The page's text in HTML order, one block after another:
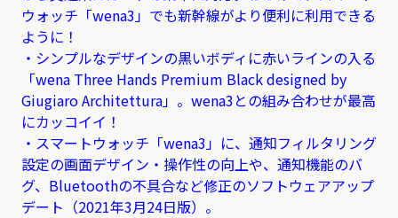
ウォッチ「wena3」でも新幹線がより便利に利用できる
ように！
・シンプルなデザインの黒いボディに赤いラインの入る
「wena Three Hands Premium Black designed by
Giugiaro Architettura」。wena3との組み合わせが最高
にカッコイイ！
・スマートウォッチ「wena3」に、通知フィルタリング
設定の画面デザイン・操作性の向上や、通知機能のバ
グ、Bluetoothの不具合など修正のソフトウェアアップ
デート（2021年3月24日版）。